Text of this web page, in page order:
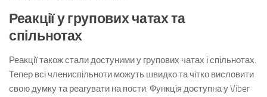
Реакції у групових чатах та
спільнотах
Реакції також стали достуними у групових чатах і спільнотах.
Тепер всі члениспільноти можуть швидко та чітко висловити
свою думку та реагувати на пости. Функція доступна у Viber